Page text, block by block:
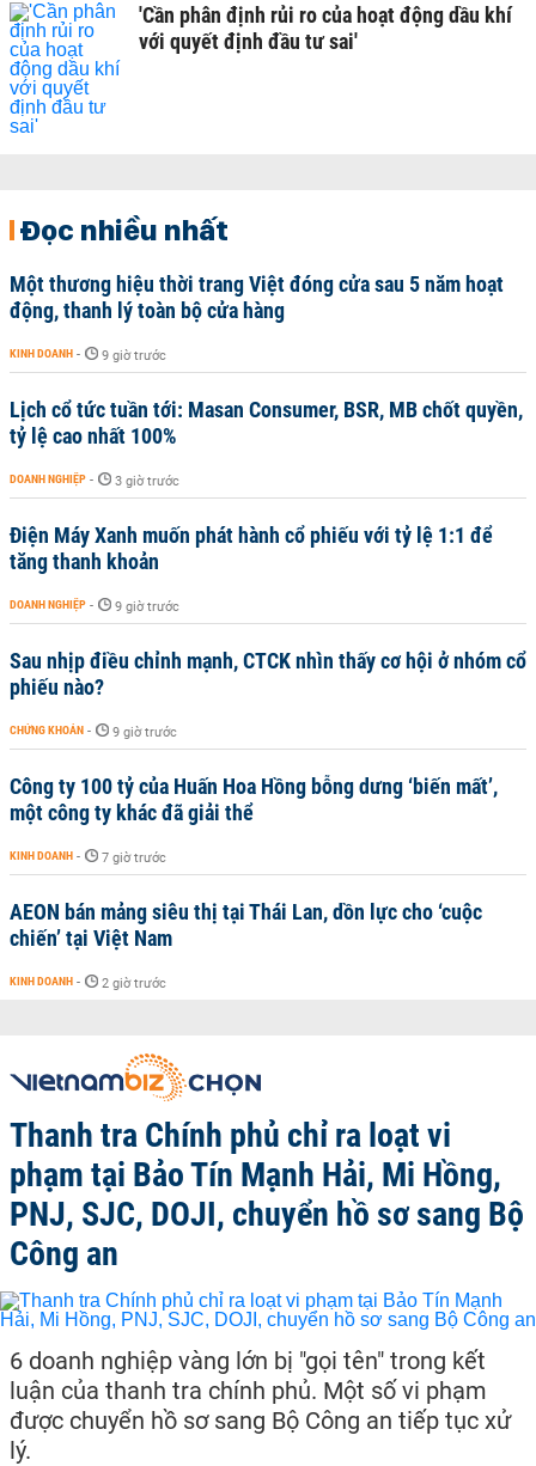
'Cần phân định rủi ro của hoạt động dầu khí
với quyết định đầu tư sai'
Đọc nhiều nhất
Một thương hiệu thời trang Việt đóng cửa sau 5 năm hoạt
động, thanh lý toàn bộ cửa hàng
KINH DOANH - 9 giờ trước
Lịch cổ tức tuần tới: Masan Consumer, BSR, MB chốt quyền,
tỷ lệ cao nhất 100%
DOANH NGHIỆP - 3 giờ trước
Điện Máy Xanh muốn phát hành cổ phiếu với tỷ lệ 1:1 để
tăng thanh khoản
DOANH NGHIỆP - 9 giờ trước
Sau nhịp điều chỉnh mạnh, CTCK nhìn thấy cơ hội ở nhóm cổ
phiếu nào?
CHỨNG KHOÁN - 9 giờ trước
Công ty 100 tỷ của Huấn Hoa Hồng bỗng dưng ‘biến mất’,
một công ty khác đã giải thể
KINH DOANH - 7 giờ trước
AEON bán mảng siêu thị tại Thái Lan, dồn lực cho ‘cuộc
chiến’ tại Việt Nam
KINH DOANH - 2 giờ trước
Thanh tra Chính phủ chỉ ra loạt vi
phạm tại Bảo Tín Mạnh Hải, Mi Hồng,
PNJ, SJC, DOJI, chuyển hồ sơ sang Bộ
Công an
6 doanh nghiệp vàng lớn bị "gọi tên" trong kết
luận của thanh tra chính phủ. Một số vi phạm
được chuyển hồ sơ sang Bộ Công an tiếp tục xử
lý.